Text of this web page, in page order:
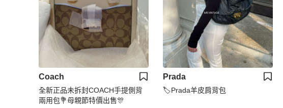
Coach
全新正品未拆封COACH手提側背
兩用包💐母親節特價出售🎊
Prada
🏷Prada羊皮肩背包